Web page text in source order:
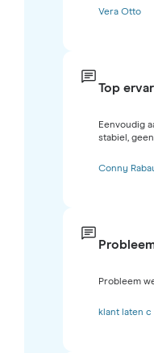
Vera Otto
Top
Eenvoudig
stabiel,
Conny
Probleem
klant laten c